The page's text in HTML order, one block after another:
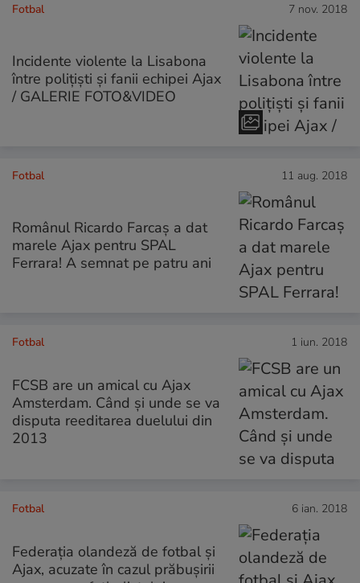
Fotbal 7 nov. 2018
Incidente violente la Lisabona
între polițiști și fanii echipei Ajax
/ GALERIE FOTO&VIDEO
Fotbal 11 aug. 2018
Românul Ricardo Farcaș a dat
marele Ajax pentru SPAL
Ferrara! A semnat pe patru ani
Fotbal 1 iun. 2018
FCSB are un amical cu Ajax
Amsterdam. Când și unde se va
disputa reeditarea duelului din
2013
Fotbal 6 ian. 2018
Federația olandeză de fotbal și
Ajax, acuzate în cazul prăbușirii